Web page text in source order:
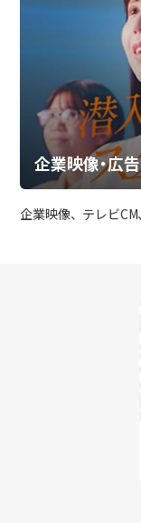
企業映像・広
企業映像、テレビCM